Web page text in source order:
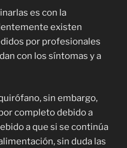
es con la
existen
por profesionales
con los síntomas y a
sin embargo,
completo debido a
a que si se continúa
sin duda las